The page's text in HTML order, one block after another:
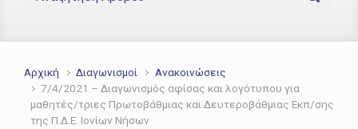
Αρχική Διαγωνισμοί
Ανακοινώσεις
7/4/2021 – Διαγωνισμός αφίσας και λογότυπου για
μαθητές/τριες Πρωτοβάθμιας και Δευτεροβάθμιας Εκπ/σης
της Π.Δ.Ε. Ιονίων Νήσων